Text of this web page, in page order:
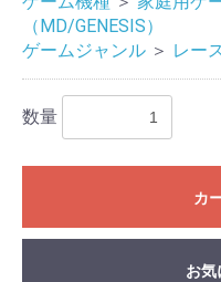
（MD/GENESIS）
ゲームジャンル ＞ レー
数量
カ
お買い物を続け
お気